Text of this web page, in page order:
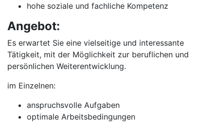
hohe soziale und fachliche Kompetenz
Angebot:
Es erwartet Sie eine vielseitige und interessante
Tätigkeit, mit der Möglichkeit zur beruflichen und
persönlichen Weiterentwicklung.
im Einzelnen:
anspruchsvolle Aufgaben
optimale Arbeitsbedingungen